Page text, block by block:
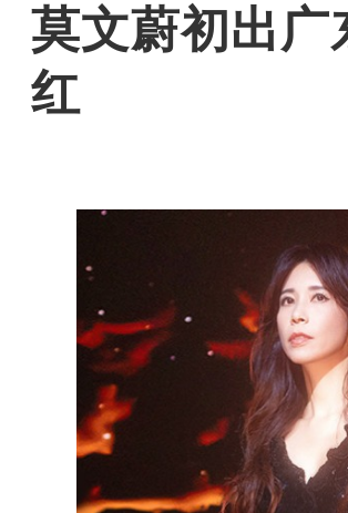
莫文蔚初出
红